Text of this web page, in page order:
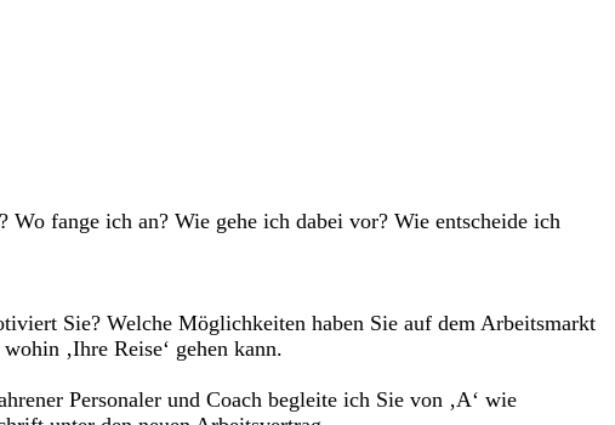
fange ich an? Wie gehe ich dabei vor? Wie entscheide ich
Sie? Welche Möglichkeiten haben Sie auf dem Arbeitsmarkt
‚Ihre Reise‘ gehen kann.
Personaler und Coach begleite ich Sie von ‚A‘ wie